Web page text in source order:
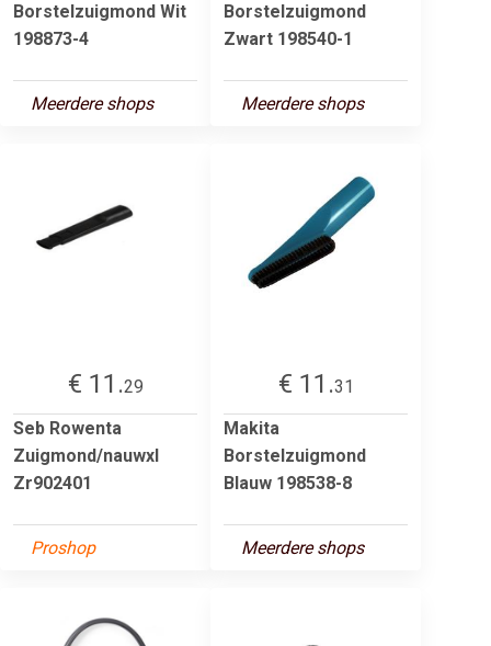
Borstelzuigmond Wit
198873-4
Meerdere shops
Borstelzuigmond
Zwart 198540-1
Meerdere shops
€ 11.29
Seb Rowenta
Zuigmond/nauwxl
Zr902401
Proshop
€ 11.31
Makita
Borstelzuigmond
Blauw 198538-8
Meerdere shops